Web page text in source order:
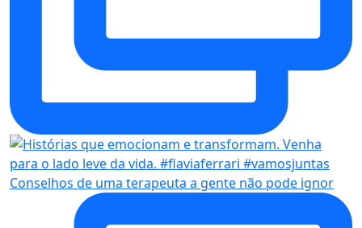
Conselhos de uma terapeuta a gente não pode ignor